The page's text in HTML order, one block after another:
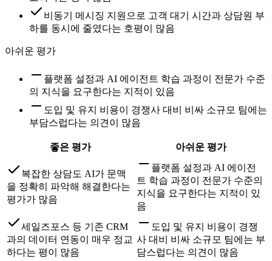
비동기 메시징 지원으로 고객 대기 시간과 상담원 부
하를 동시에 줄였다는 호평이 많음
아쉬운 평가
플랫폼 설정과 AI 에이전트 학습 과정이 전문가 수준
의 지식을 요구한다는 지적이 있음
도입 및 유지 비용이 경쟁사 대비 비싸 소규모 팀에는
부담스럽다는 의견이 많음
좋은 평가 아쉬운 평가
복잡한 상담도 AI가 문맥
을 정확히 파악해 해결한다는
평가가 많음
플랫폼 설정과 AI 에이전
트 학습 과정이 전문가 수준의
지식을 요구한다는 지적이 있
음
세일즈포스 등 기존 CRM
과의 데이터 연동이 매우 정교
하다는 평이 많음
도입 및 유지 비용이 경쟁
사 대비 비싸 소규모 팀에는 부
담스럽다는 의견이 많음